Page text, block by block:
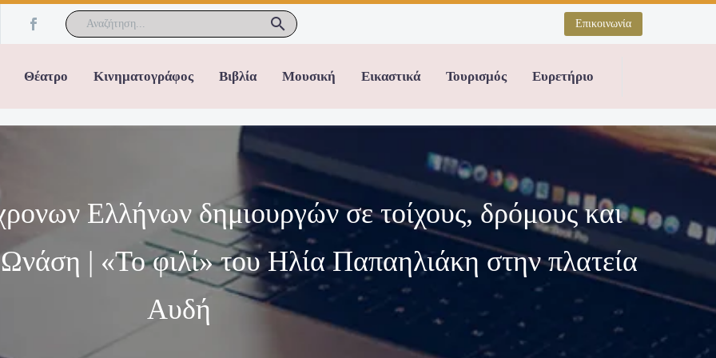
Επικοινωνία
Θέατρο Κινηματογράφος Βιβλία Μουσική Εικαστικά Τουρισμός Ευρετήριο
Ελλήνων δημιουργών σε τοίχους, δρόμους και
| «Το φιλί» του Ηλία Παπαηλιάκη στην πλατεία
Αυδή